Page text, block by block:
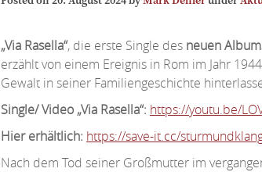
„Via Rasella“, die erste Single des neuen
erzählt von einem Ereignis in Rom im Jahr
Gewalt in seiner Familiengeschichte
Single/ Video „Via Rasella“: https://youtu.be/
Hier erhältlich: https://save-it.cc/
Nach dem Tod seiner Großmutter im